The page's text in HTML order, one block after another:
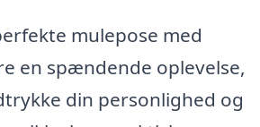
mulepose med
en spændende oplevelse,
din personlighed og